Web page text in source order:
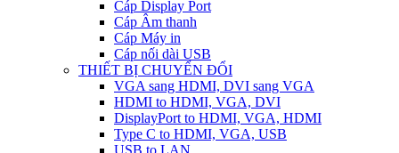
Cáp Display Port
Cáp Âm thanh
Cáp Máy in
Cáp nối dài USB
THIẾT BỊ CHUYỂN ĐỔI
VGA sang HDMI, DVI sang VGA
HDMI to HDMI, VGA, DVI
DisplayPort to HDMI, VGA, HDMI
Type C to HDMI, VGA, USB
USB to LAN